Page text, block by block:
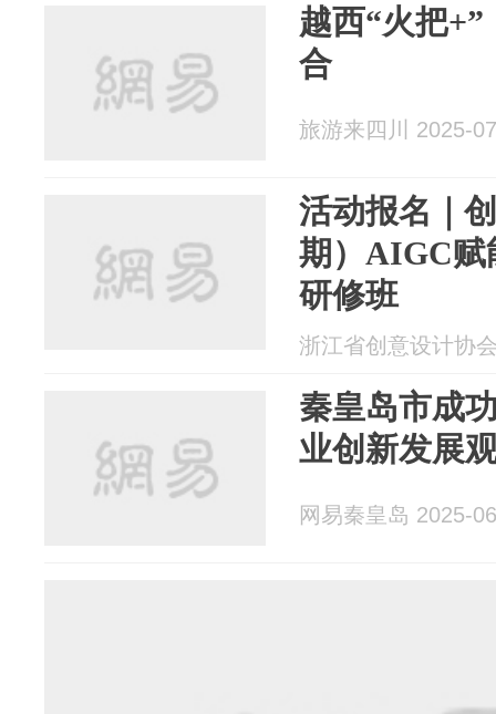
越西“火把
合
旅游来四川 2025-
活动报名｜
期）AIGC赋
研修班
浙江省创意设计协
秦皇岛市成
业创新发展
网易秦皇岛 2025-